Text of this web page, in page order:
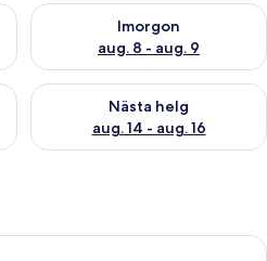
ikväll aug. 7 - aug. 8
Imorgon
aug. 8 - aug. 9
Kontrollera tillgängligheten
den här helgen aug. 7 - aug. 9
Nästa helg
aug. 14 - aug. 16
Kontrollera tillgängligheten
Ett hotellrum med en säng, ett